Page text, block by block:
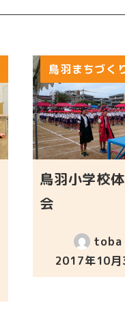
鳥羽まちづく
鳥羽小学校
会
toba
投稿日
2017年10月